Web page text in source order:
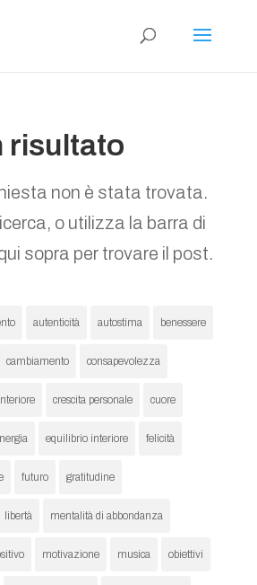
risultato
non è stata trovata.
o utilizza la barra di
sopra per trovare il post.
autenticità autostima benessere
cambiamento consapevolezza
crescita personale cuore
equilibrio interiore felicità
futuro gratitudine
libertà mentalità di abbondanza
motivazione musica obiettivi